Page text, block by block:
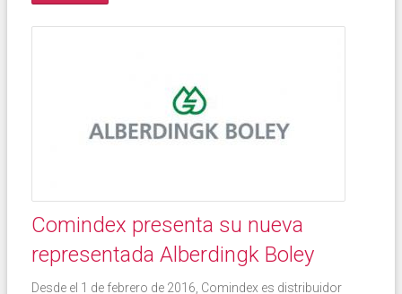
Comindex presenta su nueva
representada Alberdingk Boley
Desde el 1 de febrero de 2016, Comindex es distribuidor